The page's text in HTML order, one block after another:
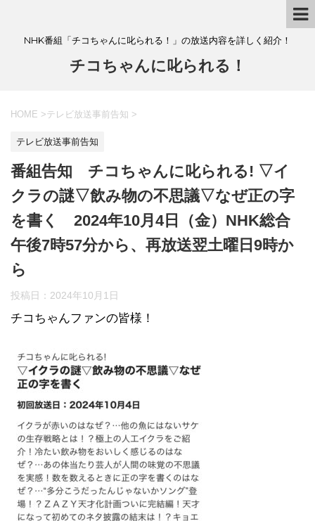
NHK番組「チコちゃんに叱られる！」の放送内容を詳しく紹介！
チコちゃんに叱られる！
HOME >テレビ放送事前告知 >
テレビ放送事前告知
番組告知 チコちゃんに叱られる! ▽イ
クラの謎▽飲み物の不思議▽なぜ正の字
を書く 2024年10月4日（金）NHK総合
午後7時57分から、再放送翌土曜日9時か
ら
投稿日： 2024年10月1日
チコちゃんファンの皆様！